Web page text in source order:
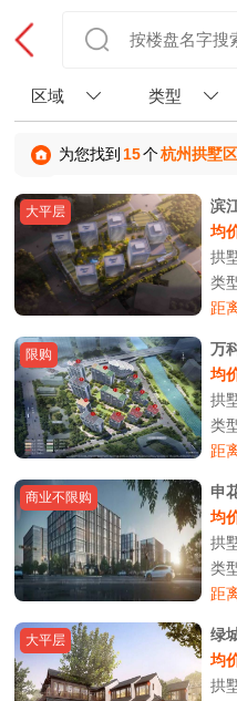
区域 类型
为您找到 15个杭州拱墅
大平层
滨
均
拱
类
距
限购
万
均
拱
类
距
商业不限购
申
均
拱
类
距
大平层
绿
均
拱